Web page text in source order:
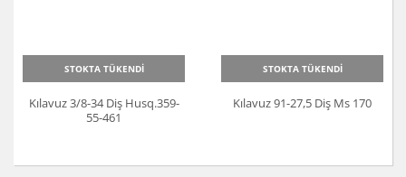
STOKTA TÜKENDİ
Kılavuz 3/8-34 Diş Husq.359-
55-461
STOKTA TÜKENDİ
Kılavuz 91-27,5 Diş Ms 170